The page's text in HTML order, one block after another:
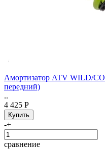
Амортизатор ATV WILD/
передний)
..
4 425 Р
-+
сравнение